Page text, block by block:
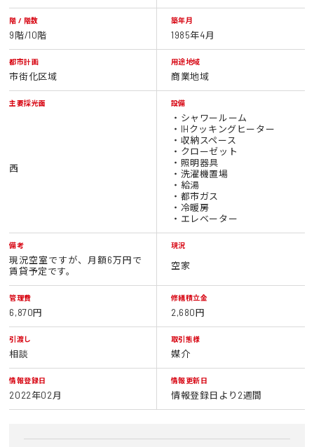
階 / 階数
9階/10階
築年月
1985年4月
都市計画
市街化区域
用途地域
商業地域
主要採光面
西
設備
・シャワールーム
・IHクッキングヒーター
・収納スペース
・クローゼット
・照明器具
・洗濯機置場
・給湯
・都市ガス
・冷暖房
・エレベーター
備考
現況空室ですが、月額6万円で
賃貸予定です。
現況
空家
管理費
6,870円
修繕積立金
2,680円
引渡し
相談
取引態様
媒介
情報登録日
2022年02月
情報更新日
情報登録日より2週間